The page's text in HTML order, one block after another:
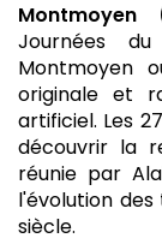
Montmoyen
Journées
Montmoyen
originale et
artificiel. Les
découvrir la
réunie par
l'évolution des
siècle.